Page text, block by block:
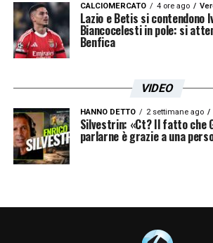
CALCIOMERCATO 4 ore ago
Lazio e Betis si contendono
Biancocelesti in pole: si
Benfica
VIDEO
HANNO DETTO 2 settimane ago
Silvestrin: «Ct? Il fatto che
parlarne è grazie a una